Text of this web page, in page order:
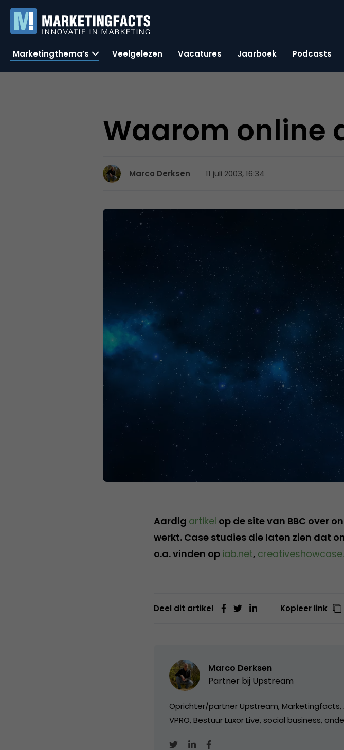
Marketingthema’s Veelgelezen Vacatures Jaarboek Podcasts
Waarom online
Marco Derksen 11 juli 2003, 16:34
Aardig artikel op de site van BBC over
werkt. Case studies die laten zien dat
o.a. vinden op iab.net,
Deel dit artikel Kopieer link
Marco Derksen
Partner bij Upstream
Oprichter/partner Upstream, Marketingfacts,
VPRO, Bestuur Luxor Live, social business,